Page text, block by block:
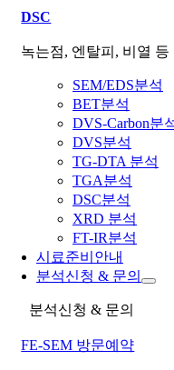
DSC
녹는점, 엔탈피, 비열 등
SEM/EDS분석
BET분석
DVS-Carbon분
DVS분석
TG-DTA 분석
TGA분석
DSC분석
XRD 분석
FT-IR분석
시료준비안내
분석신청 & 문의
분석신청 & 문의
FE-SEM 방문예약